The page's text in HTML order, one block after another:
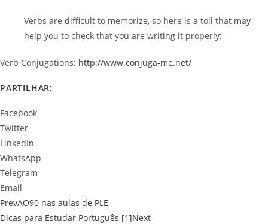
Verbs are difficult to memorize, so here is a toll that may
help you to check that you are writing it properly:
Verb Conjugations: http://www.conjuga-me.net/
PARTILHAR:
Facebook
Twitter
LinkedIn
WhatsApp
Telegram
Email
PrevAO90 nas aulas de PLE
Dicas para Estudar Português [1]Next